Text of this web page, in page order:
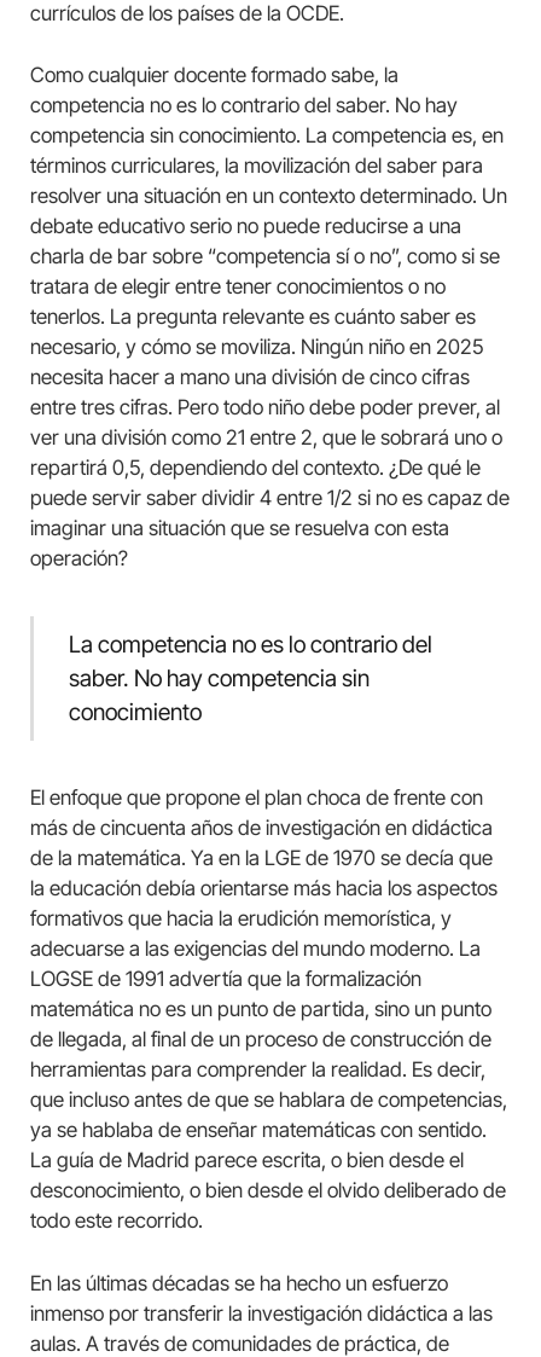
currículos de los países de la OCDE.
Como cualquier docente formado sabe, la
competencia no es lo contrario del saber. No hay
competencia sin conocimiento. La competencia es, en
términos curriculares, la movilización del saber para
resolver una situación en un contexto determinado. Un
debate educativo serio no puede reducirse a una
charla de bar sobre “competencia sí o no”, como si se
tratara de elegir entre tener conocimientos o no
tenerlos. La pregunta relevante es cuánto saber es
necesario, y cómo se moviliza. Ningún niño en 2025
necesita hacer a mano una división de cinco cifras
entre tres cifras. Pero todo niño debe poder prever, al
ver una división como 21 entre 2, que le sobrará uno o
repartirá 0,5, dependiendo del contexto. ¿De qué le
puede servir saber dividir 4 entre 1/2 si no es capaz de
imaginar una situación que se resuelva con esta
operación?
La competencia no es lo contrario del
saber. No hay competencia sin
conocimiento
El enfoque que propone el plan choca de frente con
más de cincuenta años de investigación en didáctica
de la matemática. Ya en la LGE de 1970 se decía que
la educación debía orientarse más hacia los aspectos
formativos que hacia la erudición memorística, y
adecuarse a las exigencias del mundo moderno. La
LOGSE de 1991 advertía que la formalización
matemática no es un punto de partida, sino un punto
de llegada, al final de un proceso de construcción de
herramientas para comprender la realidad. Es decir,
que incluso antes de que se hablara de competencias,
ya se hablaba de enseñar matemáticas con sentido.
La guía de Madrid parece escrita, o bien desde el
desconocimiento, o bien desde el olvido deliberado de
todo este recorrido.
En las últimas décadas se ha hecho un esfuerzo
inmenso por transferir la investigación didáctica a las
aulas. A través de comunidades de práctica, de